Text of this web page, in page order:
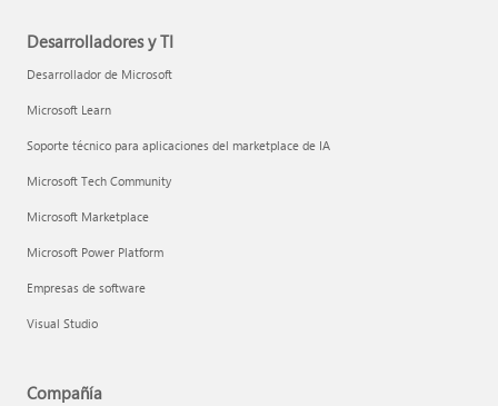
Desarrolladores y TI
Desarrollador de Microsoft
Microsoft Learn
Soporte técnico para aplicaciones del marketplace de IA
Microsoft Tech Community
Microsoft Marketplace
Microsoft Power Platform
Empresas de software
Visual Studio
Compañía